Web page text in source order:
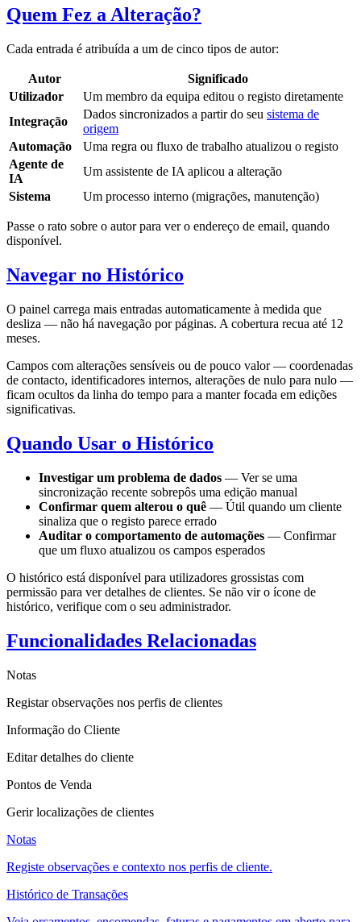
Quem Fez a Alteração?
Cada entrada é atribuída a um de cinco tipos de autor:
Autor
Significado
Utilizador
Um membro da equipa editou o registo diretamente
Integração
Dados sincronizados a partir do seu sistema de
origem
Automação
Uma regra ou fluxo de trabalho atualizou o registo
Agente de
IA
Um assistente de IA aplicou a alteração
Sistema
Um processo interno (migrações, manutenção)
Passe o rato sobre o autor para ver o endereço de email, quando
disponível.
Navegar no Histórico
O painel carrega mais entradas automaticamente à medida que
desliza — não há navegação por páginas. A cobertura recua até 12
meses.
Campos com alterações sensíveis ou de pouco valor — coordenadas
de contacto, identificadores internos, alterações de nulo para nulo —
ficam ocultos da linha do tempo para a manter focada em edições
significativas.
Quando Usar o Histórico
Investigar um problema de dados — Ver se uma
sincronização recente sobrepôs uma edição manual
Confirmar quem alterou o quê — Útil quando um cliente
sinaliza que o registo parece errado
Auditar o comportamento de automações — Confirmar
que um fluxo atualizou os campos esperados
O histórico está disponível para utilizadores grossistas com
permissão para ver detalhes de clientes. Se não vir o ícone de
histórico, verifique com o seu administrador.
Funcionalidades Relacionadas
Notas
Registar observações nos perfis de clientes
Informação do Cliente
Editar detalhes do cliente
Pontos de Venda
Gerir localizações de clientes
Notas
Registe observações e contexto nos perfis de cliente.
Histórico de Transações